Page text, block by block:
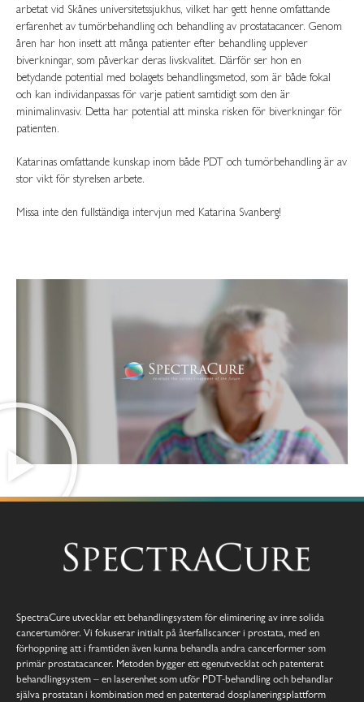
arbetat vid Skånes universitetssjukhus, vilket har gett henne omfattande
erfarenhet av tumörbehandling och behandling av prostatacancer. Genom
åren har hon insett att många patienter efter behandling upplever
biverkningar, som påverkar deras livskvalitet. Därför ser hon en
betydande potential med bolagets behandlingsmetod, som är både fokal
och kan individanpassas för varje patient samtidigt som den är
minimalinvasiv. Detta har potential att minska risken för biverkningar för
patienten.
Katarinas omfattande kunskap inom både PDT och tumörbehandling är av
stor vikt för styrelsen arbete.
Missa inte den fullständiga intervjun med Katarina Svanberg!
SpectraCure utvecklar ett behandlingsystem för eliminering av inre solida
cancertumörer. Vi fokuserar initialt på återfallscancer i prostata, med en
förhoppning att i framtiden även kunna behandla andra cancerformer som
primär prostatacancer. Metoden bygger ett egenutvecklat och patenterat
behandlingsystem – en laserenhet som utför PDT-behandling och behandlar
själva prostatan i kombination med en patenterad dosplaneringsplattform